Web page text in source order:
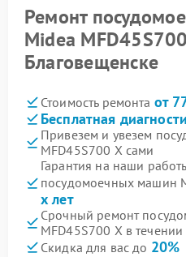
Ремонт
Midea
Благовещенске
Стоимость ремонта от
Бесплатная
Привезем и увезем
MFD45S700 X сами
Гарантия на наши
посудомоечных машин
х лет
Срочный ремонт
MFD45S700 X в течении
Скидка для вас до 20%